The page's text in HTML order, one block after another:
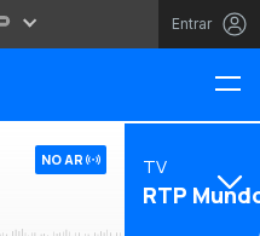
Entrar
NO AR TV
RTP